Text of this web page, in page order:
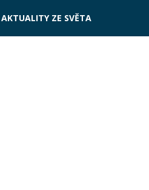
AKTUALITY ZE SVĚTA